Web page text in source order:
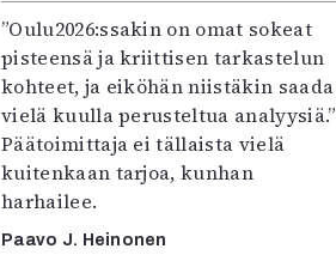
”Oulu2026:ssakin on omat sokeat
pisteensä ja kriittisen tarkastelun
kohteet, ja eiköhän niistäkin saada
vielä kuulla perusteltua analyysiä.”
Päätoimittaja ei tällaista vielä
kuitenkaan tarjoa, kunhan
harhailee.
Paavo J. Heinonen